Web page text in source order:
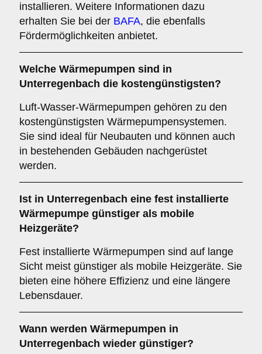
installieren. Weitere Informationen dazu
erhalten Sie bei der BAFA, die ebenfalls
Fördermöglichkeiten anbietet.
Welche Wärmepumpen sind in
Unterregenbach die kostengünstigsten?
Luft-Wasser-Wärmepumpen gehören zu den
kostengünstigsten Wärmepumpensystemen.
Sie sind ideal für Neubauten und können auch
in bestehenden Gebäuden nachgerüstet
werden.
Ist in Unterregenbach eine fest installierte
Wärmepumpe günstiger als mobile
Heizgeräte?
Fest installierte Wärmepumpen sind auf lange
Sicht meist günstiger als mobile Heizgeräte. Sie
bieten eine höhere Effizienz und eine längere
Lebensdauer.
Wann werden Wärmepumpen in
Unterregenbach wieder günstiger?